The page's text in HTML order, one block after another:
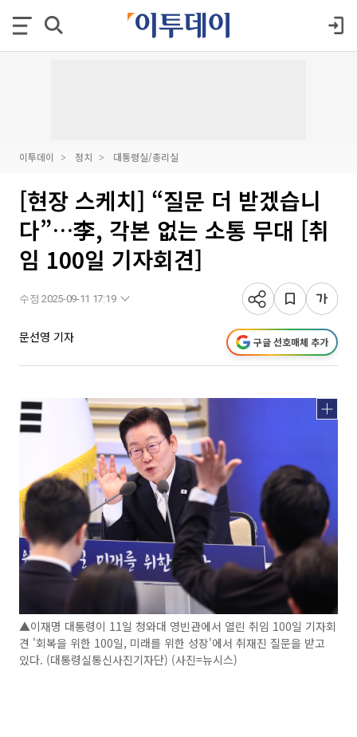
이투데이 정치 대통령실/총리실
[현장 스케치] “질문 더 받겠습니
다”…李, 각본 없는 소통 무대 [취
임 100일 기자회견]
수정 2025-09-11 17:19
문선영 기자 구글 선호매체 추가
▲이재명 대통령이 11일 청와대 영빈관에서 열린 취임 100일 기자회
견 '회복을 위한 100일, 미래를 위한 성장'에서 취재진 질문을 받고
있다. (대통령실통신사진기자단) (사진=뉴시스)